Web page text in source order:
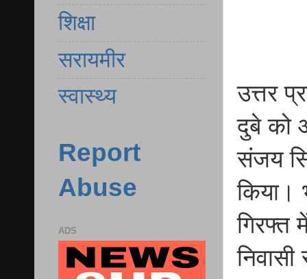
उत्तर
दुबे को
संजय
किया।
गिरफ्त
शिक्षा
सरायमीर
स्वास्थ्य
Report
Abuse
ADS